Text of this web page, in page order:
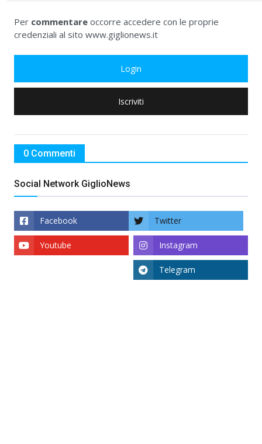
Per commentare occorre accedere con le proprie
credenziali al sito www.giglionews.it
Login
Iscriviti
0 Commenti
Social Network GiglioNews
Facebook Twitter
Instagram
Youtube
Telegram